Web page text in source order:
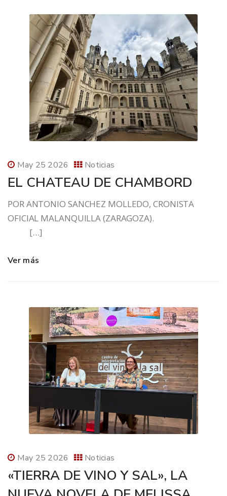
May 25 2026 Noticias
EL CHATEAU DE CHAMBORD
POR ANTONIO SANCHEZ MOLLEDO, CRONISTA
OFICIAL MALANQUILLA (ZARAGOZA).
[…]
Ver más
May 25 2026 Noticias
«TIERRA DE VINO Y SAL», LA